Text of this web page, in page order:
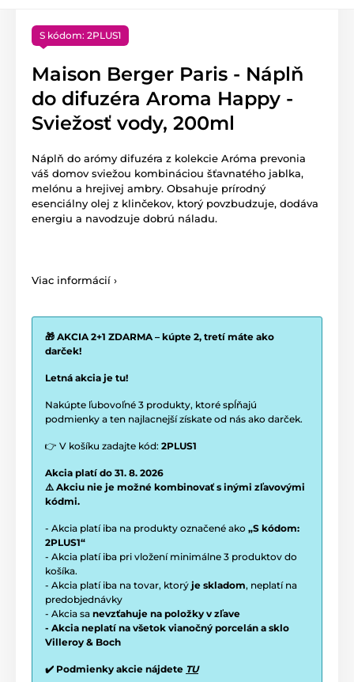
S kódom: 2PLUS1
Maison Berger Paris - Náplň
do difuzéra Aroma Happy -
Sviežosť vody, 200ml
Náplň do arómy difuzéra z kolekcie Aróma prevonia
váš domov sviežou kombináciou šťavnatého jablka,
melónu a hrejivej ambry. Obsahuje prírodný
esenciálny olej z klinčekov, ktorý povzbudzuje, dodáva
energiu a navodzuje dobrú náladu.
Viac informácií ›
🎁 AKCIA 2+1 ZDARMA – kúpte 2, tretí máte ako
darček!
Letná akcia je tu!
Nakúpte ľubovoľné 3 produkty, ktoré spĺňajú
podmienky a ten najlacnejší získate od nás ako darček.
👉 V košíku zadajte kód: 2PLUS1
Akcia platí do 31. 8. 2026
⚠️ Akciu nie je možné kombinovať s inými zľavovými
kódmi.
- Akcia platí iba na produkty označené ako „S kódom:
2PLUS1“
- Akcia platí iba pri vložení minimálne 3 produktov do
košíka.
- Akcia platí iba na tovar, ktorý je skladom, neplatí na
predobjednávky
- Akcia sa nevzťahuje na položky v zľave
- Akcia neplatí na všetok vianočný porcelán a sklo
Villeroy & Boch
✔️ Podmienky akcie nájdete TU